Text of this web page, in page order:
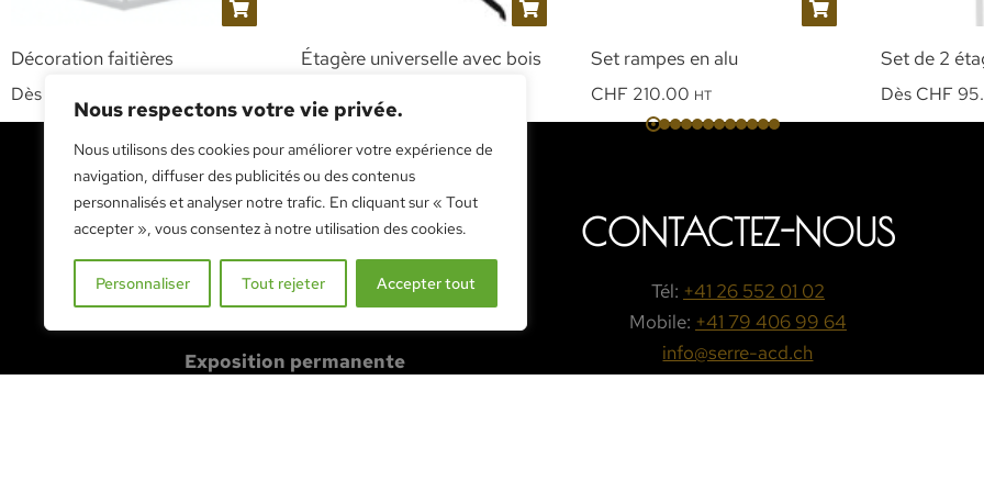
Nous respectons votre vie privée.
Nous utilisons des cookies pour améliorer votre expérience de
navigation, diffuser des publicités ou des contenus
personnalisés et analyser notre trafic. En cliquant sur « Tout
accepter », vous consentez à notre utilisation des cookies.
Personnaliser Tout rejeter Accepter tout
Décoration faitières
Dès
Étagère universelle avec bois Set rampes en alu
CHF 210.00 HT
Set de 2
Dès CHF
RENDEZ-NOUS VISITE
NOUS VISITER
Exposition permanente
CONTACTEZ-NOUS
Tél: +41 26 552 01 02
Mobile: +41 79 406 99 64
info@serre-acd.ch